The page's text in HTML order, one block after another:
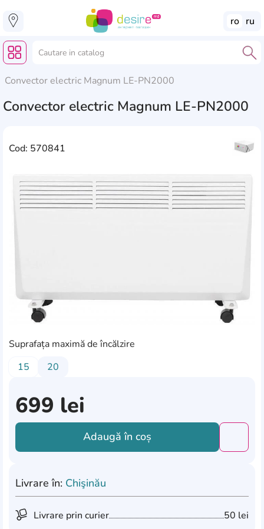
ro ru
Convector electric Magnum LE-PN2000
Convector electric Magnum LE-PN2000
Cod: 570841
Suprafața maximă de încălzire
15
20
699 lei
Adaugă în coș
Livrare în: Chişinău
Livrare prin curier 50 lei